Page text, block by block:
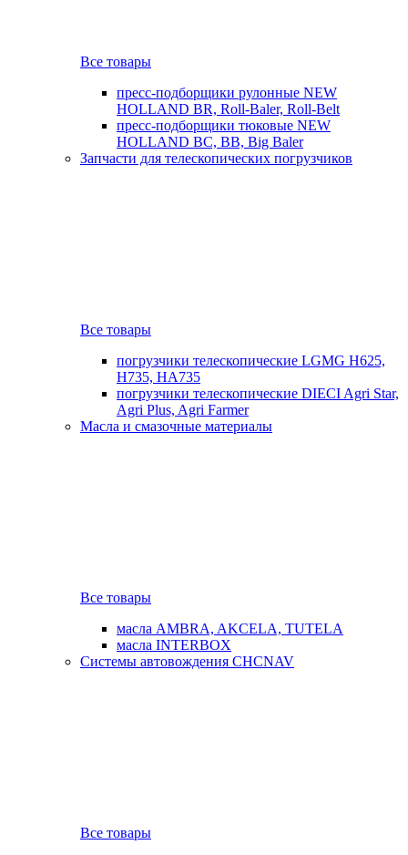
Все товары
пресс-подборщики рулонные NEW
HOLLAND BR, Roll-Baler, Roll-Belt
пресс-подборщики тюковые NEW
HOLLAND BC, BB, Big Baler
Запчасти для телескопических погрузчиков
Все товары
погрузчики телескопические LGMG H625,
H735, HA735
погрузчики телескопические DIECI Agri Star,
Agri Plus, Agri Farmer
Масла и смазочные материалы
Все товары
масла AMBRA, AKCELA, TUTELA
масла INTERBOX
Системы автовождения CHCNAV
Все товары